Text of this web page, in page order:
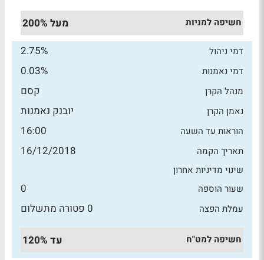
חשיפה למניות מעל 200%
דמי ניהול 2.75%
דמי נאמנות 0.03%
מנהל הקרן קסם
נאמן הקרן יובנק נאמנות
הוראות עד השעה 16:00
תאריך הקמה 16/12/2018
שינוי מדיניות אחרון
שעור הוספה
0
עמלת הפצה 0 פטורה מתשלום
חשיפה למט"ח עד 120%